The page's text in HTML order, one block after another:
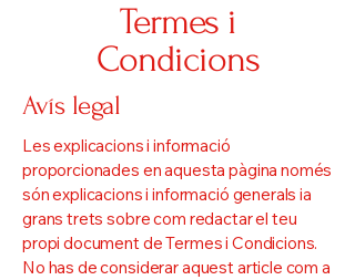
Termes i
Condicions
Avís legal
Les explicacions i informació
proporcionades en aquesta pàgina només
són explicacions i informació generals ia
grans trets sobre com redactar el teu
propi document de Termes i Condicions.
No has de considerar aquest article com a